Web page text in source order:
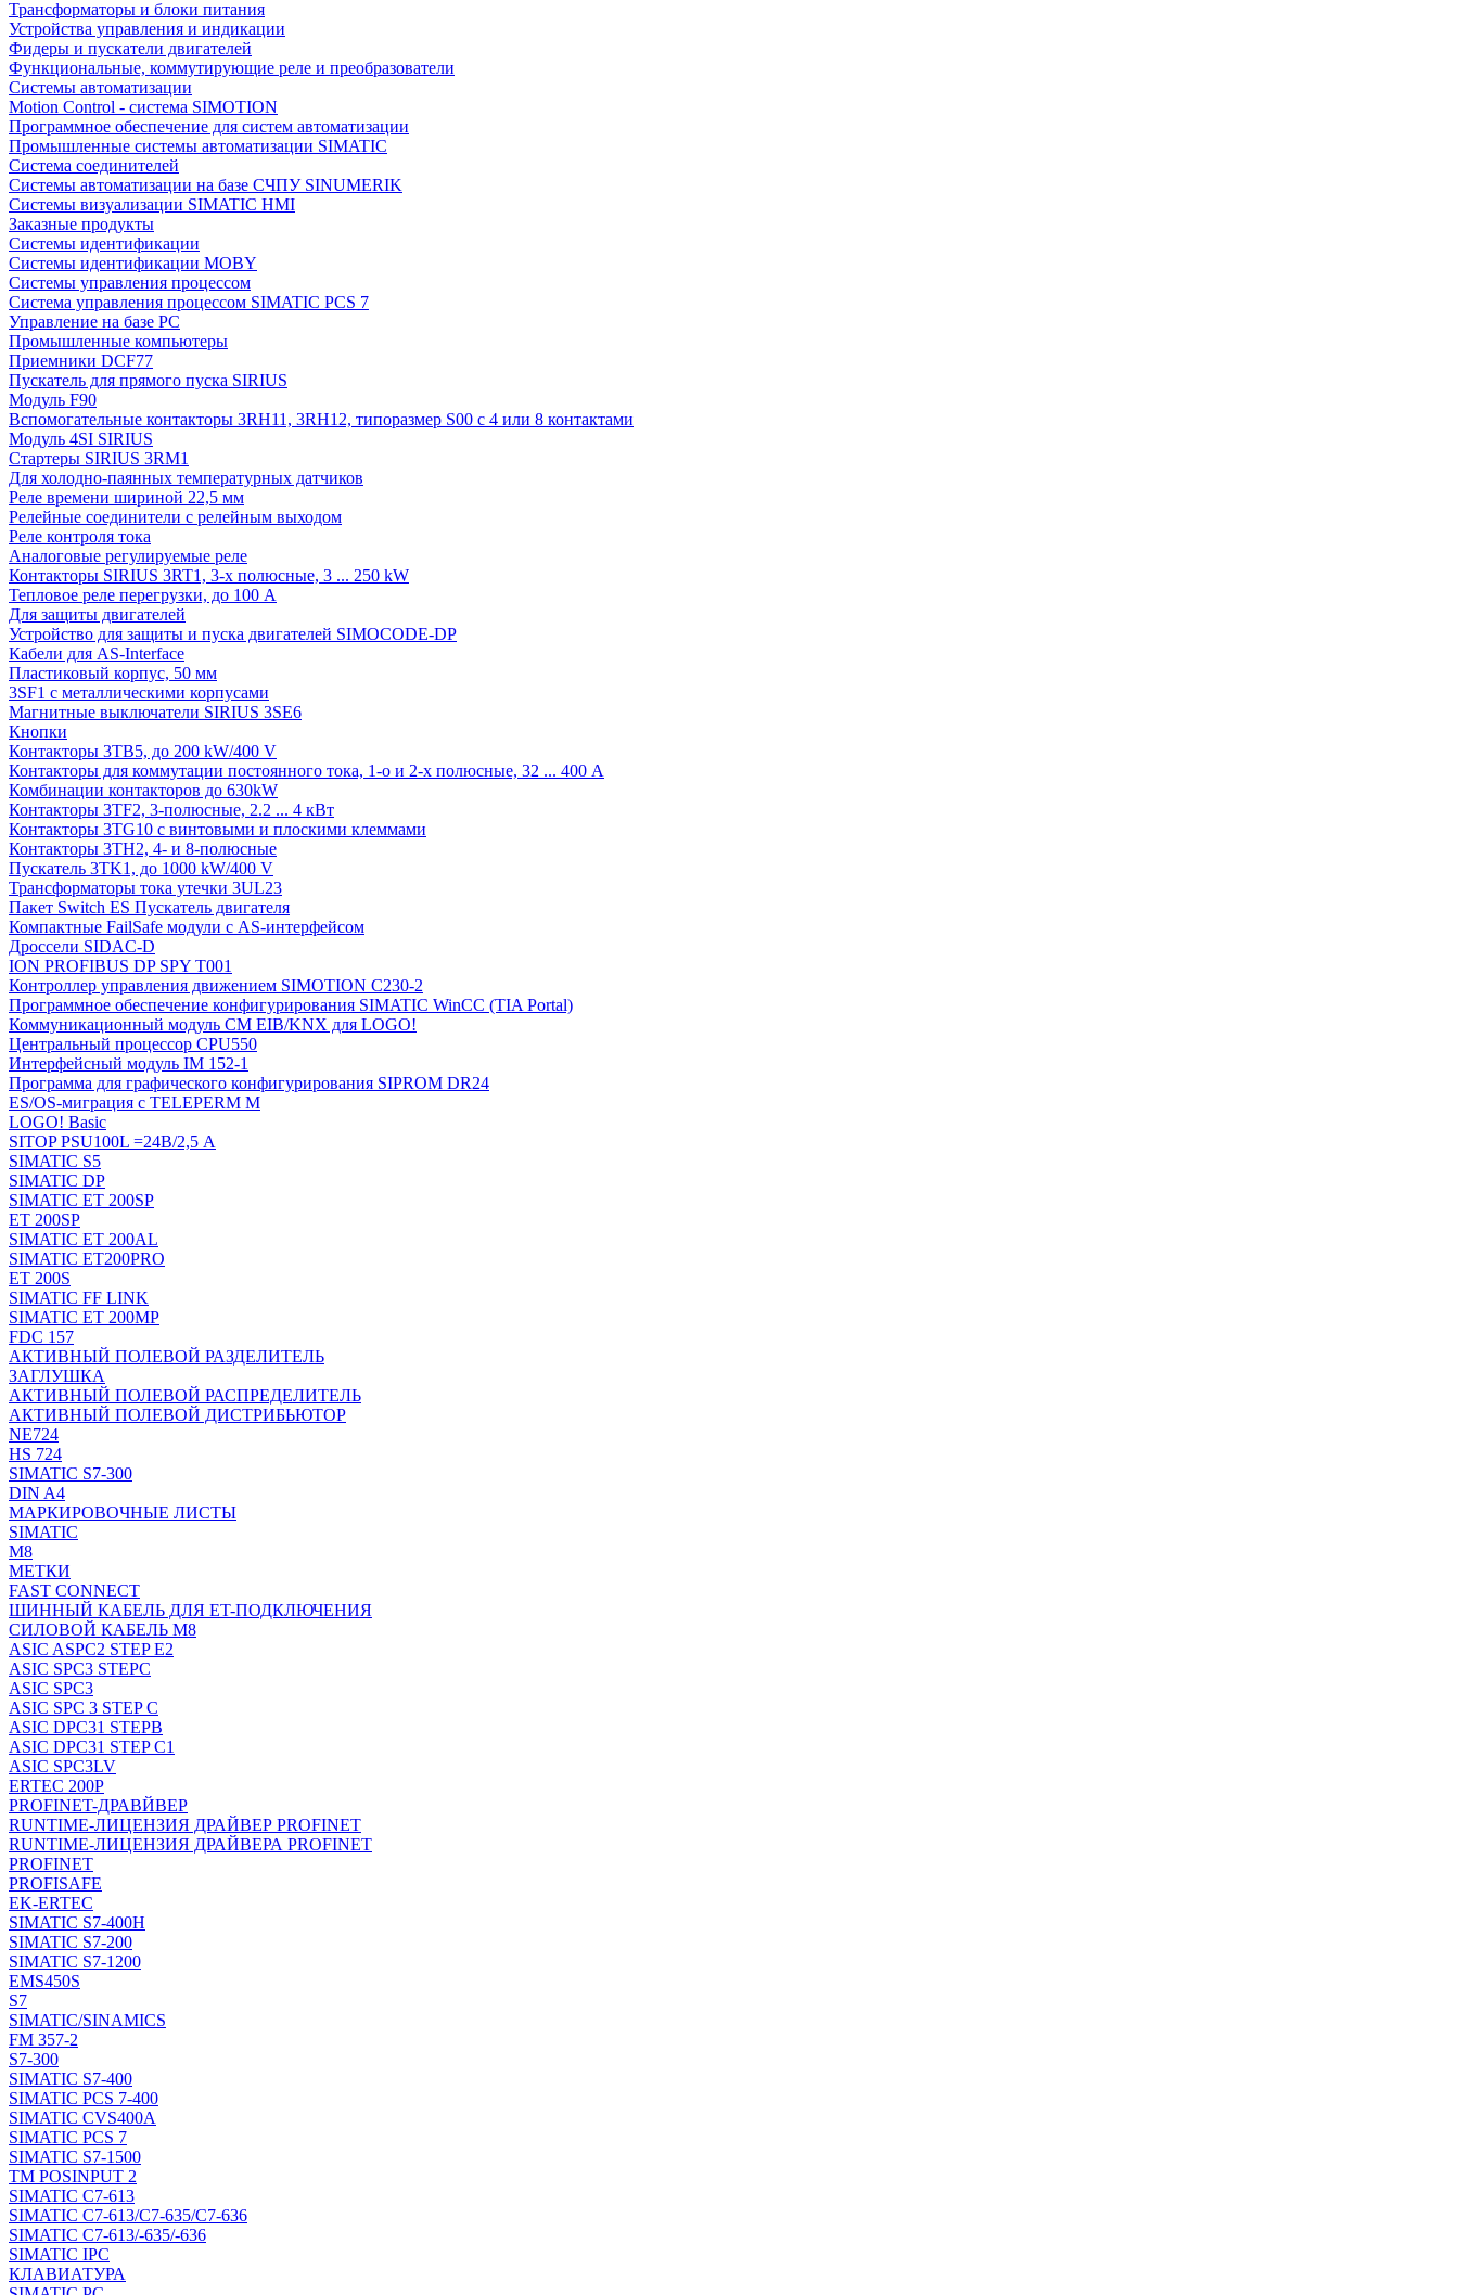
Трансформаторы и блоки питания
Устройства управления и индикации
Фидеры и пускатели двигателей
Функциональные, коммутирующие реле и преобразователи
Системы автоматизации
Motion Control - система SIMOTION
Программное обеспечение для систем автоматизации
Промышленные системы автоматизации SIMATIC
Система соединителей
Системы автоматизации на базе СЧПУ SINUMERIK
Системы визуализации SIMATIC HMI
Заказные продукты
Системы идентификации
Системы идентификации MOBY
Системы управления процессом
Система управления процессом SIMATIC PCS 7
Управление на базе РС
Промышленные компьютеры
Приемники DCF77
Пускатель для прямого пуска SIRIUS
Модуль F90
Вспомогательные контакторы 3RH11, 3RH12, типоразмер S00 с 4 или 8 контактами
Модуль 4SI SIRIUS
Стартеры SIRIUS 3RM1
Для холодно-паянных температурных датчиков
Реле времени шириной 22,5 мм
Релейные соединители с релейным выходом
Реле контроля тока
Аналоговые регулируемые реле
Контакторы SIRIUS 3RT1, 3-х полюсные, 3 ... 250 kW
Тепловое реле перегрузки, до 100 A
Для защиты двигателей
Устройство для защиты и пуска двигателей SIMOCODE-DP
Кабели для AS-Interface
Пластиковый корпус, 50 мм
3SF1 с металлическими корпусами
Магнитные выключатели SIRIUS 3SE6
Кнопки
Контакторы 3TB5, до 200 kW/400 V
Контакторы для коммутации постоянного тока, 1-о и 2-х полюсные, 32 ... 400 A
Комбинации контакторов до 630kW
Контакторы 3TF2, 3-полюсные, 2.2 ... 4 кВт
Контакторы 3TG10 c винтовыми и плоскими клеммами
Контакторы 3TH2, 4- и 8-полюсные
Пускатель 3TK1, до 1000 kW/400 V
Трансформаторы тока утечки 3UL23
Пакет Switch ES Пускатель двигателя
Компактные FailSafe модули с AS-интерфейсом
Дроссели SIDAC-D
ION PROFIBUS DP SPY T001
Контроллер управления движением SIMOTION C230-2
Программное обеспечение конфигурирования SIMATIC WinCC (TIA Portal)
Коммуникационный модуль CM EIB/KNX для LOGO!
Центральный процессор CPU550
Интерфейсный модуль IM 152-1
Программа для графического конфигурирования SIPROM DR24
ES/OS-миграция с TELEPERM M
LOGO! Basic
SITOP PSU100L =24В/2,5 A
SIMATIC S5
SIMATIC DP
SIMATIC ET 200SP
ET 200SP
SIMATIC ET 200AL
SIMATIC ET200PRO
ET 200S
SIMATIC FF LINK
SIMATIC ET 200MP
FDC 157
АКТИВНЫЙ ПОЛЕВОЙ РАЗДЕЛИТЕЛЬ
ЗАГЛУШКА
АКТИВНЫЙ ПОЛЕВОЙ РАСПРЕДЕЛИТЕЛЬ
АКТИВНЫЙ ПОЛЕВОЙ ДИСТРИБЬЮТОР
NE724
HS 724
SIMATIC S7-300
DIN A4
МАРКИРОВОЧНЫЕ ЛИСТЫ
SIMATIC
M8
МЕТКИ
FAST CONNECT
ШИННЫЙ КАБЕЛЬ ДЛЯ ET-ПОДКЛЮЧЕНИЯ
СИЛОВОЙ КАБЕЛЬ M8
ASIC ASPC2 STEP E2
ASIC SPC3 STEPC
ASIC SPC3
ASIC SPC 3 STEP C
ASIC DPC31 STEPB
ASIC DPC31 STEP C1
ASIC SPC3LV
ERTEC 200P
PROFINET-ДРАВЙВЕР
RUNTIME-ЛИЦЕНЗИЯ ДРАЙВЕР PROFINET
RUNTIME-ЛИЦЕНЗИЯ ДРАЙВЕРА PROFINET
PROFINET
PROFISAFE
EK-ERTEC
SIMATIC S7-400H
SIMATIC S7-200
SIMATIC S7-1200
EMS450S
S7
SIMATIC/SINAMICS
FM 357-2
S7-300
SIMATIC S7-400
SIMATIC PCS 7-400
SIMATIC CVS400A
SIMATIC PCS 7
SIMATIC S7-1500
TM POSINPUT 2
SIMATIC C7-613
SIMATIC C7-613/C7-635/C7-636
SIMATIC C7-613/-635/-636
SIMATIC IPC
КЛАВИАТУРА